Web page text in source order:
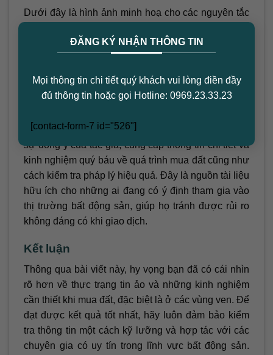
ĐĂNG KÝ NHẬN THÔNG TIN
Mọi thông tin chi tiết quý khách vui lòng điền đầy
đủ thông tin hoặc gọi Hotline: 0969.23.33.23
[contact-form-7 id="526"]
Dưới đây là hình ảnh minh hoạ cho các nguyên tắc
Hình minh họa quy trình kiểm tra pháp lý khi mua
đất
Video gốc từ anh Trần Hưng đã được chỉnh sửa với
sự đồng ý của tác giả, cung cấp thông tin chi tiết và
kinh nghiệm quý báu về quá trình mua đất cũng như
cách kiểm tra pháp lý hiệu quả. Đây là nguồn tài liệu
hữu ích cho những ai đang có ý định tham gia vào
thị trường bất động sản, giúp họ tránh được rủi ro
không đáng có khi giao dịch.
Kết luận
Thông qua bài viết này, hy vọng bạn đã có cái nhìn
rõ hơn về thực trạng tin ảo và những kinh nghiệm
cần thiết khi mua đất, đặc biệt là ở các vùng ven. Để
đạt được kết quả tốt nhất, hãy luôn đảm bảo kiểm
tra thông tin một cách kỹ lưỡng và hợp tác với các
chuyên gia có uy tín trong lĩnh vực bất động sản.